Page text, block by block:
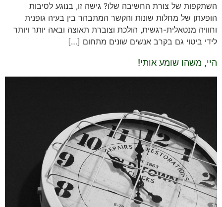
השתקפות של צורת החשיבה שלו? גישה זו, בנוגע לסיבות
הופעתן של מחלות שונות והקשר המתבהר בין בעיה גופנית
וחוויה מנטאלית-רגשית, הולכת וצוברת תאוצה ובאה יותר ויותר
לידי ביטוי גם בקרב אנשים שונים מתחום […]
היי, משהו שומע אותי!